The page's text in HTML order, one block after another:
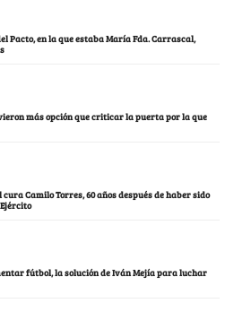
Pacto, en la que estaba María Fda. Carrascal,
más opción que criticar la puerta por la que
Camilo Torres, 60 años después de haber sido
fútbol, la solución de Iván Mejía para luchar